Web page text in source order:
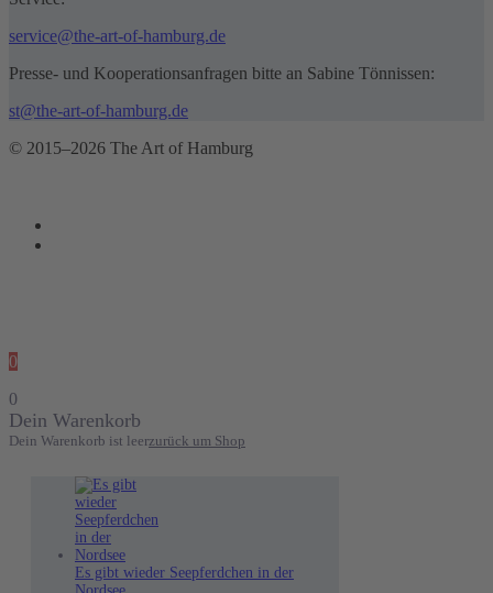
service@the-art-of-hamburg.de
Presse- und Kooperationsanfragen bitte an Sabine Tönnissen:
st@the-art-of-hamburg.de
© 2015–2026 The Art of Hamburg
0
0
Dein Warenkorb
Dein Warenkorb ist leerzurück um Shop
Es gibt wieder Seepferdchen in der
Nordsee